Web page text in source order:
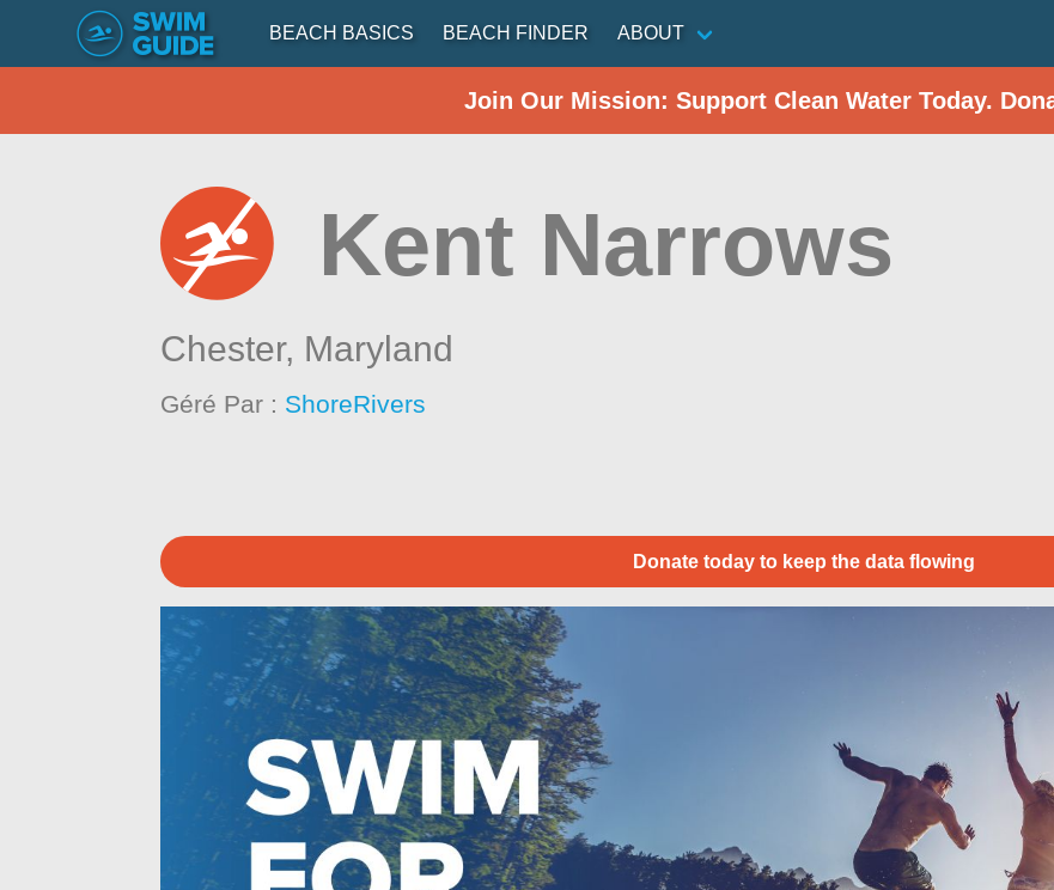
BEACH BASICS BEACH FINDER ABOUT
Join Our Mission: Support Clean Water Today.
Kent Narrows
Chester, Maryland
Géré Par : ShoreRivers
Donate today to keep the data flowing